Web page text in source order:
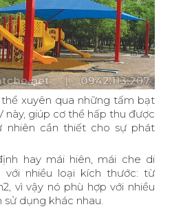
xuyên qua những tấm bạt
này, giúp cơ thể hấp thu được
nhiên cần thiết cho sự phát
hay mái hiên, mái che di
nhiều loại kích thước: từ
vì vậy nó phù hợp với nhiều
sử dụng khác nhau.